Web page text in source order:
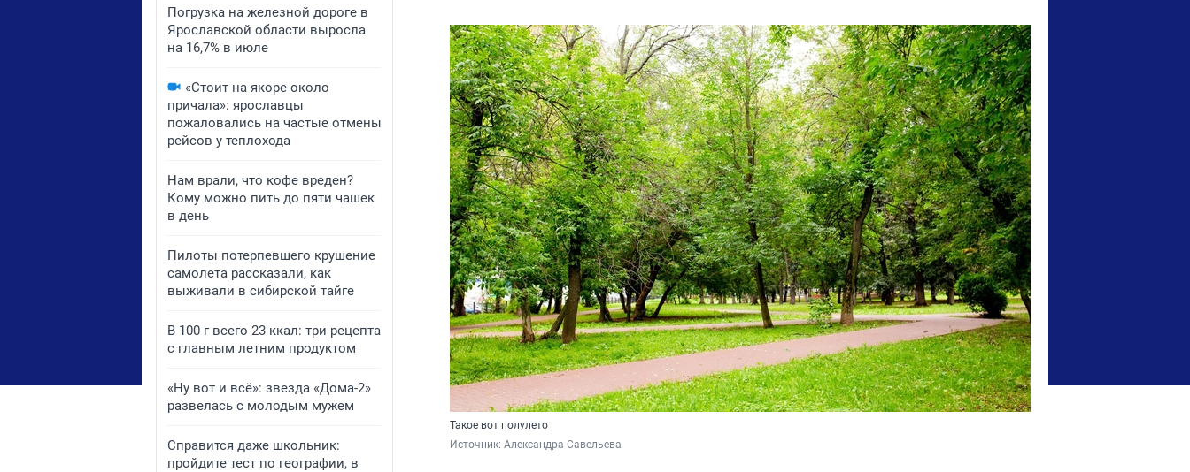
Погрузка на железной дороге в
Ярославской области выросла
на 16,7% в июле
«Стоит на якоре около
причала»: ярославцы
пожаловались на частые отмены
рейсов у теплохода
Нам врали, что кофе вреден?
Кому можно пить до пяти чашек
в день
Пилоты потерпевшего крушение
самолета рассказали, как
выживали в сибирской тайге
В 100 г всего 23 ккал: три рецепта
с главным летним продуктом
«Ну вот и всё»: звезда «Дома-2»
развелась с молодым мужем
Справится даже школьник:
пройдите тест по географии, в
Такое вот полулето
Источник: Александра Савельева